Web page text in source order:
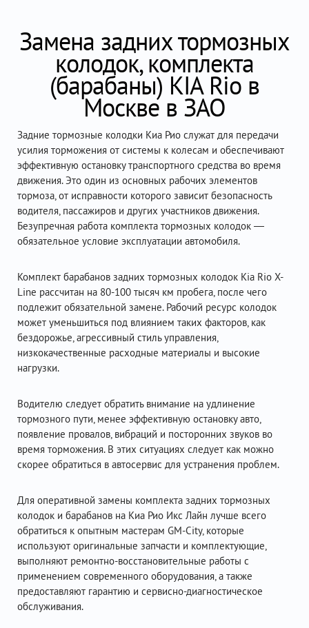
Замена задних тормозных
колодок, комплекта
(барабаны) KIA Rio в
Москве в ЗАО
Задние тормозные колодки Киа Рио служат для передачи
усилия торможения от системы к колесам и обеспечивают
эффективную остановку транспортного средства во время
движения. Это один из основных рабочих элементов
тормоза, от исправности которого зависит безопасность
водителя, пассажиров и других участников движения.
Безупречная работа комплекта тормозных колодок —
обязательное условие эксплуатации автомобиля.
Комплект барабанов задних тормозных колодок Kia Rio X-
Line рассчитан на 80-100 тысяч км пробега, после чего
подлежит обязательной замене. Рабочий ресурс колодок
может уменьшиться под влиянием таких факторов, как
бездорожье, агрессивный стиль управления,
низкокачественные расходные материалы и высокие
нагрузки.
Водителю следует обратить внимание на удлинение
тормозного пути, менее эффективную остановку авто,
появление провалов, вибраций и посторонних звуков во
время торможения. В этих ситуациях следует как можно
скорее обратиться в автосервис для устранения проблем.
Для оперативной замены комплекта задних тормозных
колодок и барабанов на Киа Рио Икс Лайн лучше всего
обратиться к опытным мастерам GM-City, которые
используют оригинальные запчасти и комплектующие,
выполняют ремонтно-восстановительные работы с
применением современного оборудования, а также
предоставляют гарантию и сервисно-диагностическое
обслуживания.